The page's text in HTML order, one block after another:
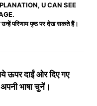
U CAN SEE
परिणाम पृष्ठ पर देख सकते हैं।
ऊपर दाईं ओर दिए गए
भाषा चुनें।